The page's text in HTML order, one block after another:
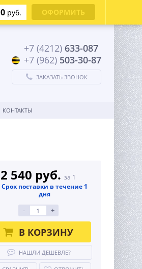
+7 (4212) 633-087
+7 (962) 503-30-87
ЗАКАЗАТЬ ЗВОНОК
КОНТАКТЫ
2 540 руб. за 1
Срок поставки в течение 1
дня
- +
В КОРЗИНУ
НАШЛИ ДЕШЕВЛЕ?
0 руб. ОФОРМИТЬ